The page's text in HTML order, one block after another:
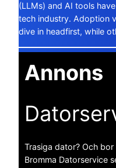
(LLMs) and AI tools
tech industry. Adoption
dive in headfirst, while
Annons
Trasiga dator? Och
Bromma Datorservice